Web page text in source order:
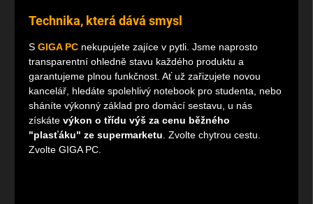
Technika, která dává smysl
S GIGA PC nekupujete zajíce v pytli. Jsme naprosto
transparentní ohledně stavu každého produktu a
garantujeme plnou funkčnost. Ať už zařizujete novou
kancelář, hledáte spolehlivý notebook pro studenta, nebo
sháníte výkonný základ pro domácí sestavu, u nás
získáte výkon o třídu výš za cenu běžného
"plasťáku" ze supermarketu. Zvolte chytrou cestu.
Zvolte GIGA PC.